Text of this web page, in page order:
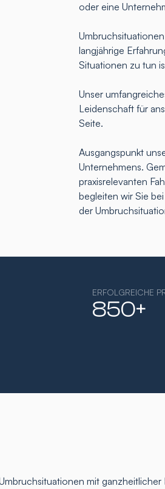
oder eine
langjährige
Situationen zu tun
Unser
Leidenschaft für
Seite.
Ausgangspunkt
Unternehmens.
praxisrelevanten
begleiten wir Sie
der
ERFOLGREICHE
850+
mit ganzheitlicher